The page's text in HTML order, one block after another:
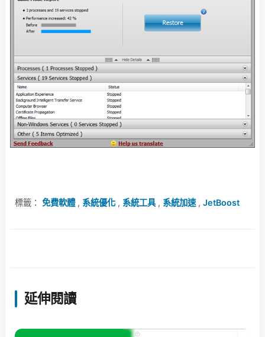
標籤： 免費軟體, 系統優化, 系統工具, 系統加速, JetBoost
延伸閱讀